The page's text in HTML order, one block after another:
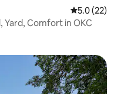
Ukadiriaji
5.0 (22)
Yard, Comfort in OKC